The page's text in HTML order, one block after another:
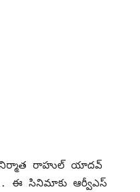
నిర్మాత రాహుల్ యాదవ్
ఈ సినిమాకు ఆర్వీఎస్